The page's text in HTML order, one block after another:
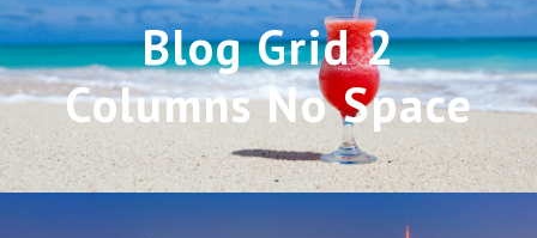
Blog Grid 2
Columns No Space